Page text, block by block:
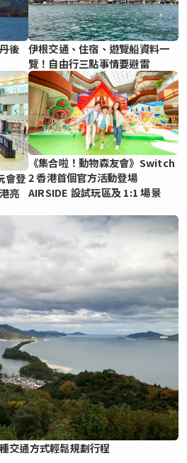
後
伊根交通、住宿、遊覽船資料一
覽！自由行三點事情要避雷
會登
亮
《集合啦！動物森友會》Switch
2 香港首個官方活動登場
AIRSIDE 設試玩區及 1:1 場景
交通方式輕鬆規劃行程